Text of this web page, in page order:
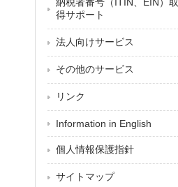
得サポート
法人向けサービス
その他のサービス
リンク
Information in English
個人情報保護指針
サイトマップ